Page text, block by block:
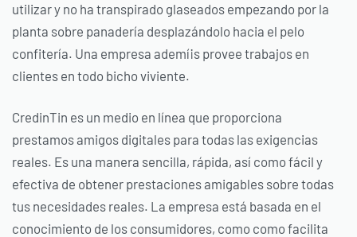
utilizar y no ha transpirado glaseados empezando por la
planta sobre panadería desplazándolo hacia el pelo
confitería. Una empresa ademí¡s provee trabajos en
clientes en todo bicho viviente.
CredinTin es un medio en línea que proporciona
prestamos amigos digitales para todas las exigencias
reales. Es una manera sencilla, rápida, así como fácil y
efectiva de obtener prestaciones amigables sobre todas
tus necesidades reales. La empresa está basada en el
conocimiento de los consumidores, como como facilita